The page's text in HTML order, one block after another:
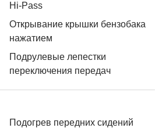
Hi-Pass
Открывание крышки бензобака
нажатием
Подрулевые лепестки
переключения передач
Подогрев передних сидений